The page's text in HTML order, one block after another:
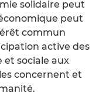
solidaire peut
peut
commun
active des
et sociale aux
concernent et